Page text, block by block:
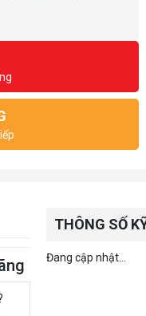
THÔNG SỐ
Đang cập nhật...